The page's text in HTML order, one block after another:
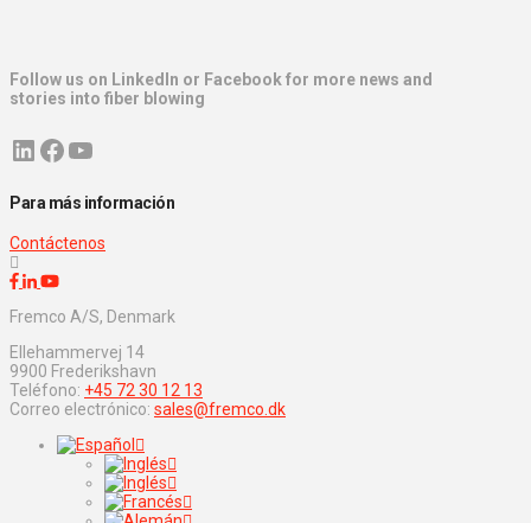
Follow us on LinkedIn or Facebook for more news and
stories into fiber blowing
LinkedIn
Facebook
YouTube
Para más información
Contáctenos
Fremco A/S, Denmark
Ellehammervej 14
9900 Frederikshavn
Teléfono: +45 72 30 12 13
Correo electrónico: sales@fremco.dk